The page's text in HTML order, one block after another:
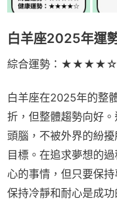
白羊座2025年運
綜合運勢：★★★★☆
白羊座在2025年的整
折，但整體趨勢向好
頭腦，不被外界的紛
目標。在追求夢想的
心的事情，但只要保
保持冷靜和耐心是成功